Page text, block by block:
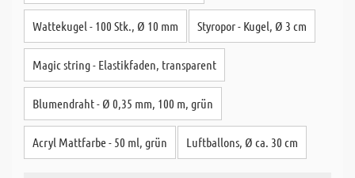
Wattekugel - 100 Stk., Ø 10 mm Styropor - Kugel, Ø 3 cm
Magic string - Elastikfaden, transparent
Blumendraht - Ø 0,35 mm, 100 m, grün
Acryl Mattfarbe - 50 ml, grün Luftballons, Ø ca. 30 cm